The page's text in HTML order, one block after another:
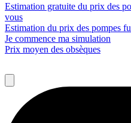
Estimation gratuite du prix des
vous
Estimation du prix des pompes
Je commence ma simulation
Prix moyen des obsèques